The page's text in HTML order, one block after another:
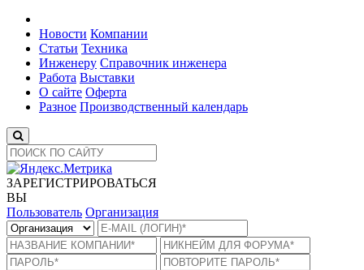
Новости Компании
Статьи Техника
Инженеру Справочник инженера
Работа Выставки
О сайте Оферта
Разное Производственный календарь
ЗАРЕГИСТРИРОВАТЬСЯ
ВЫ
Пользователь Организация